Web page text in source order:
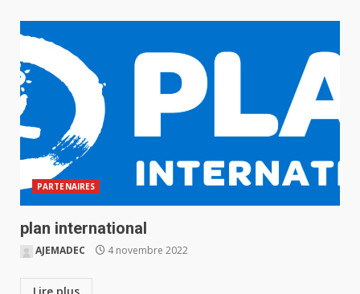
PARTENAIRES
plan international
AJEMADEC 4 novembre 2022